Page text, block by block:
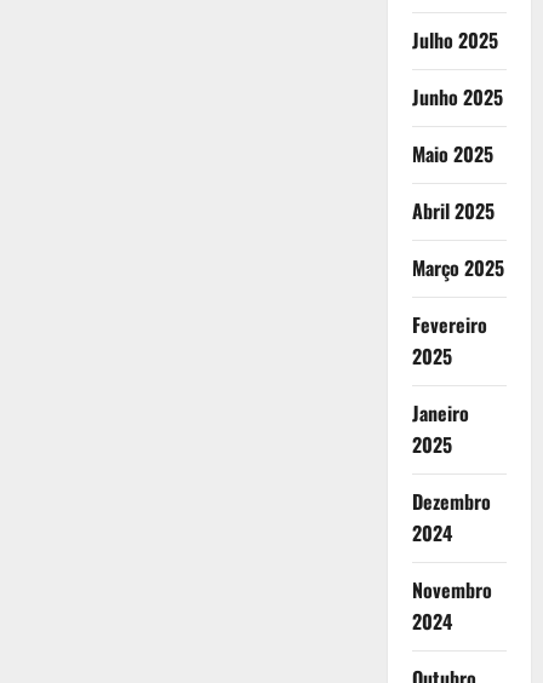
Julho 2025
Junho 2025
Maio 2025
Abril 2025
Março 2025
Fevereiro
2025
Janeiro
2025
Dezembro
2024
Novembro
2024